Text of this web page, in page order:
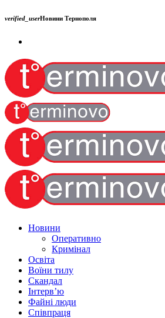
verified_userНовини Тернополя
Новини
Оперативно
Кримінал
Освіта
Воїни тилу
Скандал
Інтерв’ю
Файні люди
Співпраця